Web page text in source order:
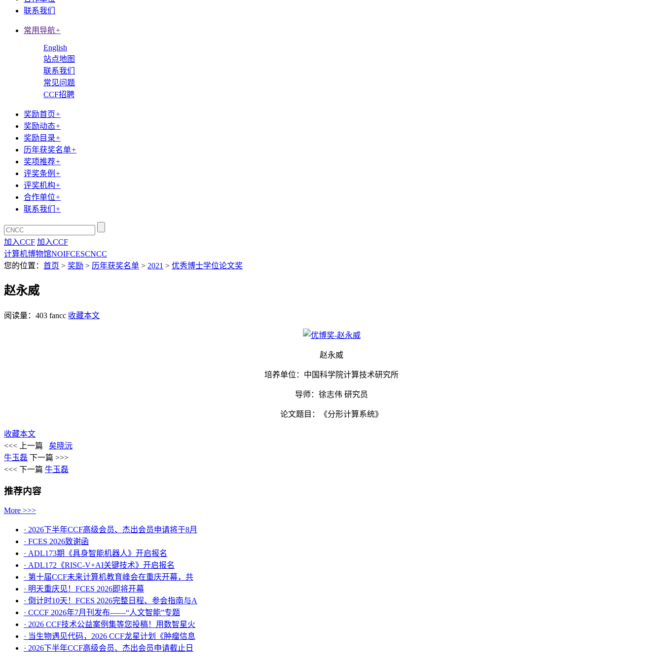
联系我们
常用导航+
English
站点地图
联系我们
常见问题
CCF招聘
奖励首页+
奖励动态+
奖励目录+
历年获奖名单+
奖项推荐+
评奖条例 +
评奖机构+
合作单位+
联系我们 +
加入CCF 加入CCF
计算机博物馆NOIFCESCNCC
您的位置： 首页 > 奖励 > 历年获奖名单 > 2021 > 优秀博士学位论文奖
赵永威
阅读量： 403 fancc 收藏本文
赵永威
培养单位：中国科学院计算技术研究所
导师：徐志伟 研究员
论文题目：《分形计算系统》
收藏本文
<<< 上一篇
矣晓沅
牛玉磊 下一篇 >>>
<<< 下一篇 牛玉磊
推荐内容
More >>>
· 2026下半年CCF高级会员、杰出会员申请将于8月
· FCES 2026致谢函
· ADL173期《具身智能机器人》开启报名
· ADL172《RISC-V+AI关键技术》开启报名
· 第十届CCF未来计算机教育峰会在重庆开幕，共
· ​明天重庆见！FCES 2026即将开幕
· 倒计时10天！FCES 2026完整日程、参会指南与A
· CCCF 2026年7月刊发布——“人文智能”专题
· 2026 CCF技术公益案例集等您投稿！用数智星火
· 当生物遇见代码，2026 CCF龙星计划《肿瘤信息
· 2026下半年CCF高级会员、杰出会员申请截止日